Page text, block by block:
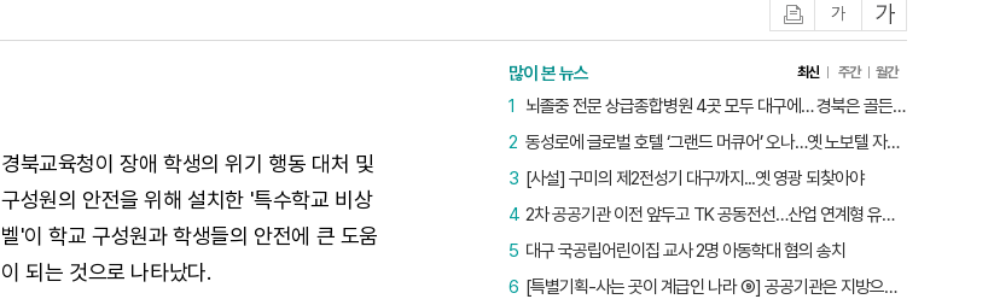
글자작게글자크게
경북교육청이 장애 학생의 위기 행동 대처 및
구성원의 안전을 위해 설치한 '특수학교 비상
벨'이 학교 구성원과 학생들의 안전에 큰 도움
이 되는 것으로 나타났다.
많이 본 뉴스 최신 주간 월간
뇌졸중 전문 상급종합병원 4곳 모두 대구에… 경북은 골든타임 사각지대
1
동성로에 글로벌 호텔 ‘그랜드 머큐어’ 오나…옛 노보텔 자리 사무실 개설
2
[사설] 구미의 제2전성기 대구까지...옛 영광 되찾아야
3
2차 공공기관 이전 앞두고 TK 공동전선…산업 연계형 유치 승부수
4
대구 국공립어린이집 교사 2명 아동학대 혐의 송치
5
[특별기획-사는 곳이 계급인 나라 ⑨] 공공기관은 지방으로 왔지만, 그들이 사는 곳은 서울이었다
6